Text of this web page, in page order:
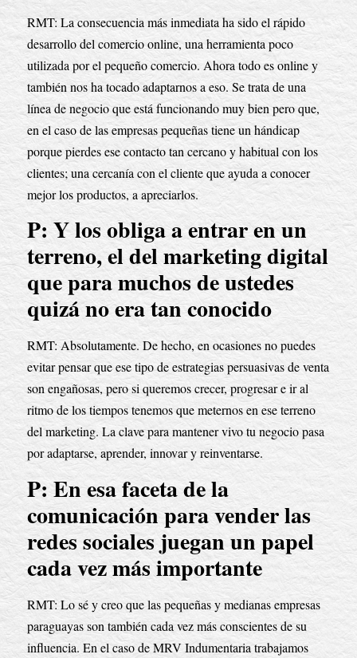
RMT: La consecuencia más inmediata ha sido el rápido
desarrollo del comercio online, una herramienta poco
utilizada por el pequeño comercio. Ahora todo es online y
también nos ha tocado adaptarnos a eso. Se trata de una
línea de negocio que está funcionando muy bien pero que,
en el caso de las empresas pequeñas tiene un hándicap
porque pierdes ese contacto tan cercano y habitual con los
clientes; una cercanía con el cliente que ayuda a conocer
mejor los productos, a apreciarlos.
P: Y los obliga a entrar en un
terreno, el del marketing digital
que para muchos de ustedes
quizá no era tan conocido
RMT: Absolutamente. De hecho, en ocasiones no puedes
evitar pensar que ese tipo de estrategias persuasivas de venta
son engañosas, pero si queremos crecer, progresar e ir al
ritmo de los tiempos tenemos que meternos en ese terreno
del marketing. La clave para mantener vivo tu negocio pasa
por adaptarse, aprender, innovar y reinventarse.
P: En esa faceta de la
comunicación para vender las
redes sociales juegan un papel
cada vez más importante
RMT: Lo sé y creo que las pequeñas y medianas empresas
paraguayas son también cada vez más conscientes de su
influencia. En el caso de MRV Indumentaria trabajamos